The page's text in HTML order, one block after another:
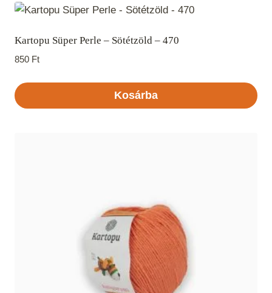
Kartopu Süper Perle – Sötétzöld – 470
850 Ft
Kosárba